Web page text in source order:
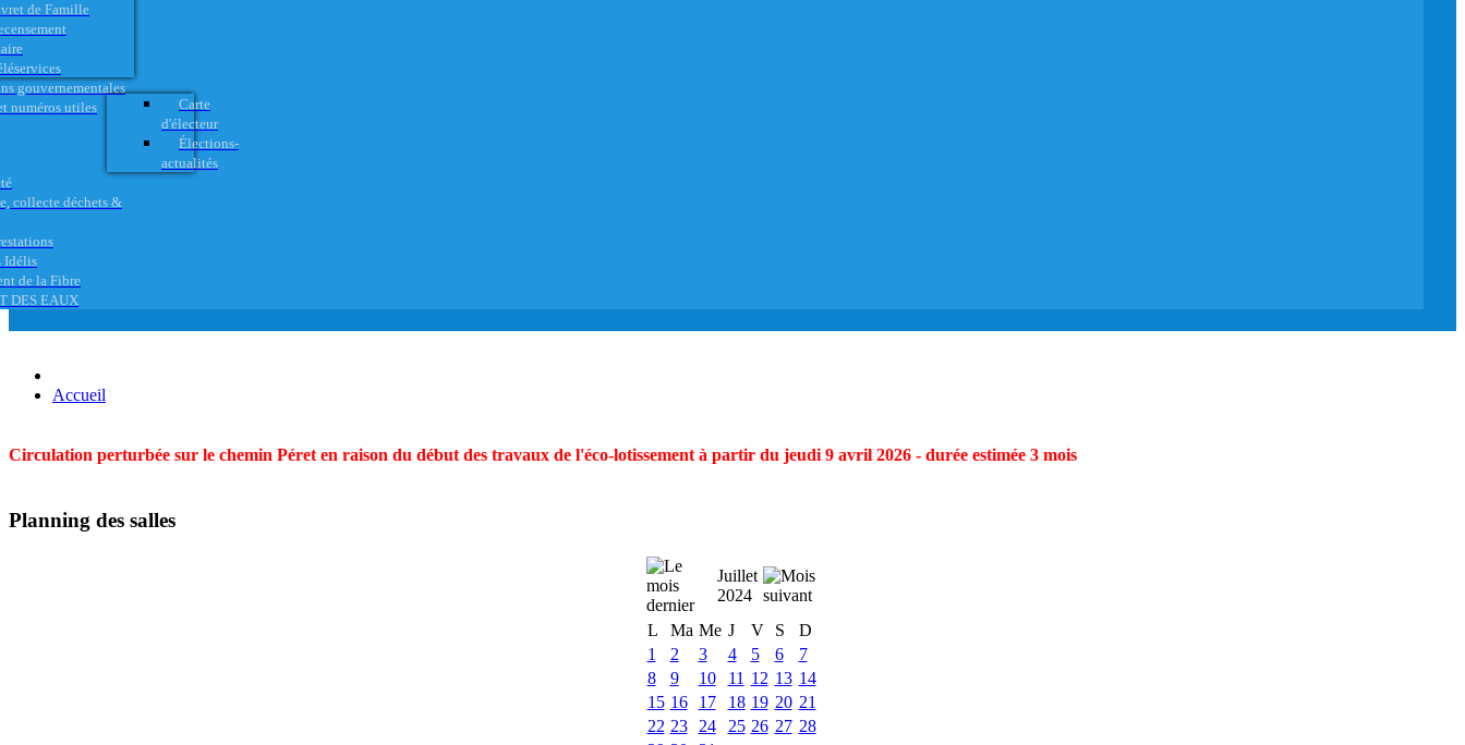
de Famille
gouvernementales
numéros utiles
Carte
d'électeur
Élections-
actualités
collecte déchets &
Idélis
de la Fibre
DES EAUX
Accueil
Circulation perturbée sur le chemin Péret en raison du début des travaux de l'éco-lotissement à partir du jeudi 9 avril 2026 - durée estimée 3 mois
Planning des salles
Juillet
2024
L
Ma Me J V S
D
1
2 3 4 5 6
7
8
9 10 11 12 13 14
15 16 17 18 19 20 21
22 23 24 25 26 27 28